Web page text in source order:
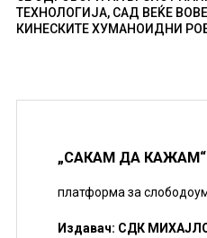
ТЕХНОЛОГИЈА, САД ВЕЌЕ
КИНЕСКИТЕ ХУМАНОИДНИ
„САКАМ ДА КАЖАМ“
платформа за
Издавач: СДК